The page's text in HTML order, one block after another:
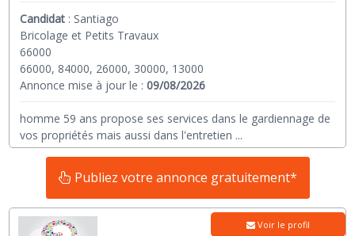
Candidat : Santiago
Bricolage et Petits Travaux
66000
66000, 84000, 26000, 30000, 13000
Annonce mise à jour le :09/08/2026
homme 59 ans propose ses services dans le gardiennage de
vos propriétés mais aussi dans l'entretien ...
Publiez votre annonce gratuitement*
Voir le profil